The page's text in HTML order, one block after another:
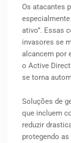
Os atacantes
ativo”. Essas
invasores se
alcancem por
o Active
se torna
Soluções de
que incluem
reduzir
protegendo